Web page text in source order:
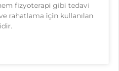
fizyoterapi gibi tedavi
rahatlama için kullanılan